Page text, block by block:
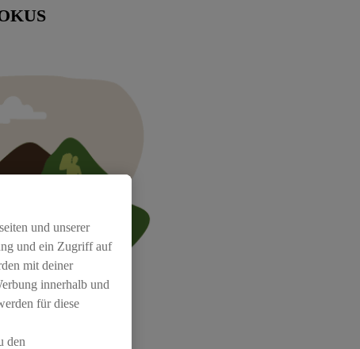
und unserer
und ein Zugriff auf
mit deiner
innerhalb und
für diese
den